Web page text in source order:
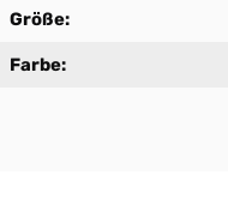
Größe:
Farbe: